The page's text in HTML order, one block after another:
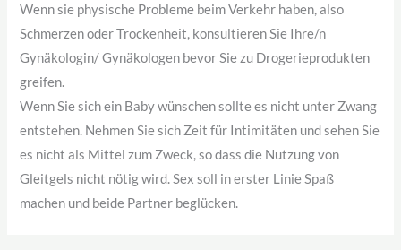
Wenn sie physische Probleme beim Verkehr haben, also
Schmerzen oder Trockenheit, konsultieren Sie Ihre/n
Gynäkologin/ Gynäkologen bevor Sie zu Drogerieprodukten
greifen.
Wenn Sie sich ein Baby wünschen sollte es nicht unter Zwang
entstehen. Nehmen Sie sich Zeit für Intimitäten und sehen Sie
es nicht als Mittel zum Zweck, so dass die Nutzung von
Gleitgels nicht nötig wird. Sex soll in erster Linie Spaß
machen und beide Partner beglücken.